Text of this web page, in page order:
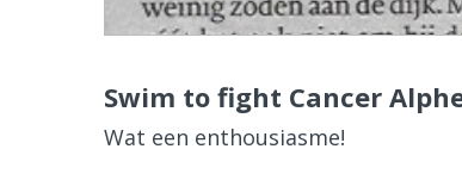
Swim to fight Cancer
Wat een enthousiasme!